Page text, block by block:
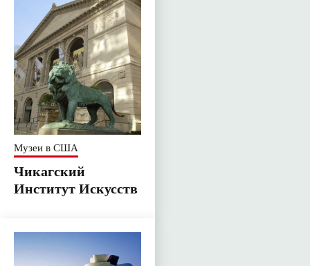
Музеи в США
Чикагский
Институт Искусств